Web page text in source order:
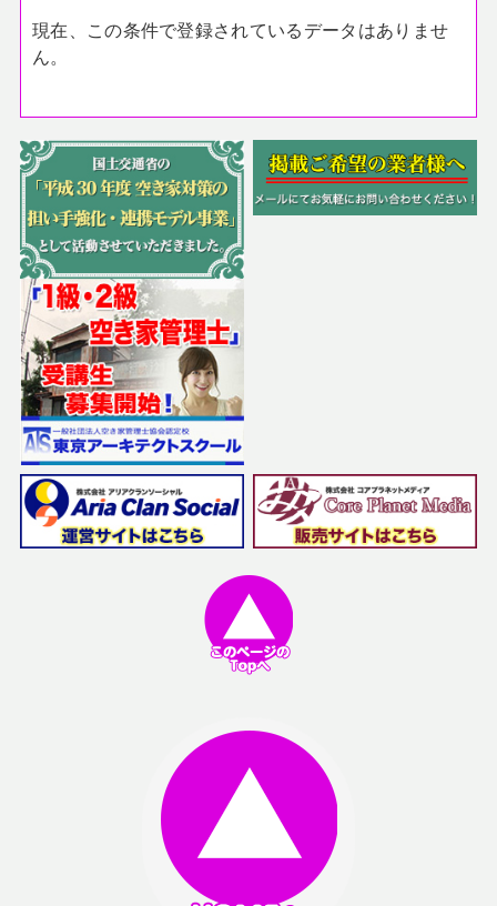
現在、この条件で登録されているデータはありませ
ん。